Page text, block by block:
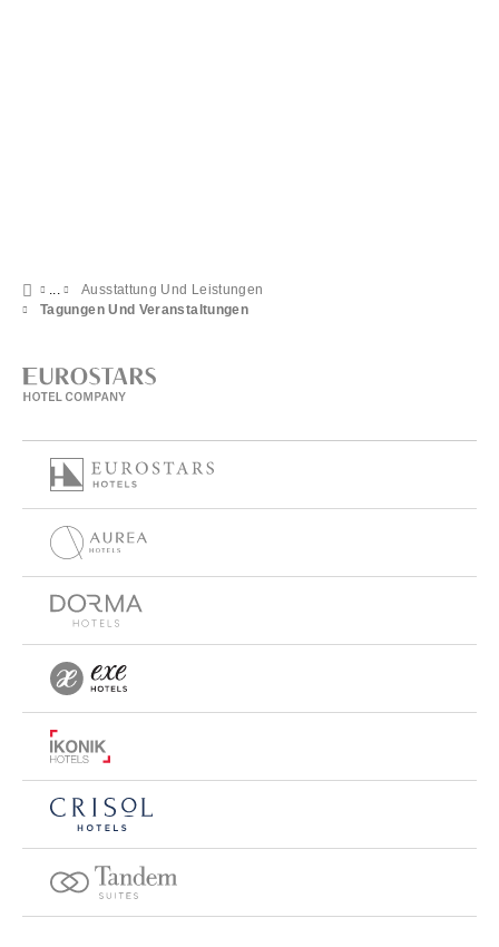
Ausstattung Und Leistungen
Tagungen Und Veranstaltungen